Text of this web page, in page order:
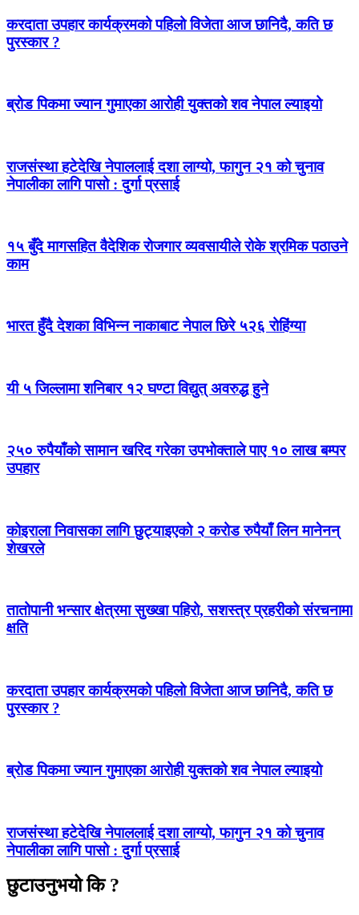
करदाता उपहार कार्यक्रमको पहिलो विजेता आज छानिदै, कति छ
पुरस्कार ?
ब्रोड पिकमा ज्यान गुमाएका आरोही युक्तको शव नेपाल ल्याइयो
राजसंस्था हटेदेखि नेपाललाई दशा लाग्यो, फागुन २१ को चुनाव
नेपालीका लागि पासो : दुर्गा प्रसाई
१५ बुँदे मागसहित वैदेशिक रोजगार व्यवसायीले रोके श्रमिक पठाउने
काम
भारत हुँदै देशका विभिन्न नाकाबाट नेपाल छिरे ५२६ रोहिंग्या
यी ५ जिल्लामा शनिबार १२ घण्टा विद्युत् अवरुद्ध हुने
२५० रुपैयाँको सामान खरिद गरेका उपभोक्ताले पाए १० लाख बम्पर
उपहार
कोइराला निवासका लागि छुट्याइएको २ करोड रुपैयाँ लिन मानेनन्
शेखरले
तातोपानी भन्सार क्षेत्रमा सुख्खा पहिरो, सशस्त्र प्रहरीको संरचनामा
क्षति
करदाता उपहार कार्यक्रमको पहिलो विजेता आज छानिदै, कति छ
पुरस्कार ?
ब्रोड पिकमा ज्यान गुमाएका आरोही युक्तको शव नेपाल ल्याइयो
राजसंस्था हटेदेखि नेपाललाई दशा लाग्यो, फागुन २१ को चुनाव
नेपालीका लागि पासो : दुर्गा प्रसाई
छुटाउनुभयो कि ?